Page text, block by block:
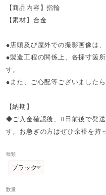
【商品内容】指輪
【素材】合金
●店頭及び屋外での撮影画像は
●製造工程の関係上、各採寸箇
す。
●また、ご心配等ございました
【納期】
◆ご入金確認後、8日前後で発
す。お急ぎの方はぜひ余裕を持
種類
数量